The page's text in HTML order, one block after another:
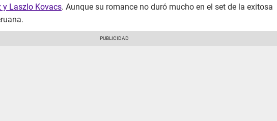
y Laszlo Kovacs. Aunque su romance no duró mucho en el set de la exitosa